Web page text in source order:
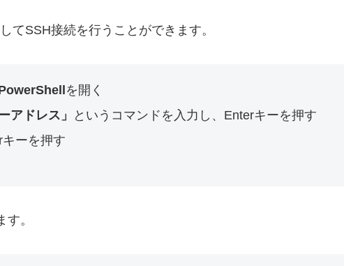
てSSH接続を行うことができます。
を開く
アドレス」
というコマンドを入力し、Enterキーを押す
ーを押す
。